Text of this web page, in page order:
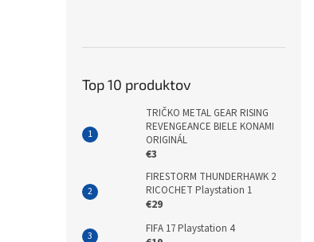
Top 10 produktov
TRIČKO METAL GEAR RISING
REVENGEANCE BIELE KONAMI
ORIGINÁL
€3
FIRESTORM THUNDERHAWK 2
RICOCHET Playstation 1
€29
FIFA 17 Playstation 4